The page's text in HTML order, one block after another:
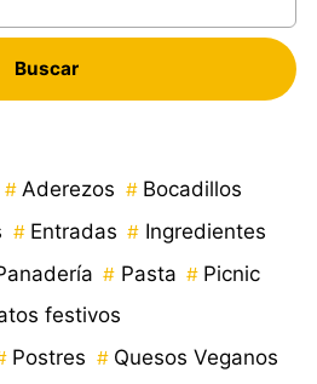
Aderezos
Bocadillos
Entradas
Ingredientes
Pasta
Picnic
festivos
Postres
Quesos Veganos